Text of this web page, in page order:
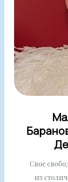
Свое
из